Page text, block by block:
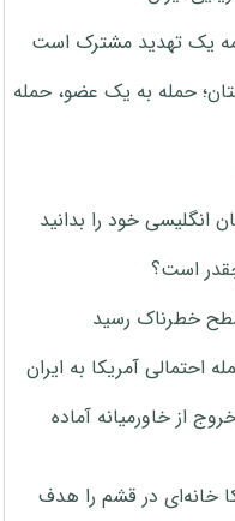
یک تهدید مشترک است
حمله به یک عضو، حمله
انگلیسی خود را بدانید
خطرناک رسید
آمریکا به ایران
از خاورمیانه آماده
پوندی آمریکا خانه‌ای در قشم را هدف